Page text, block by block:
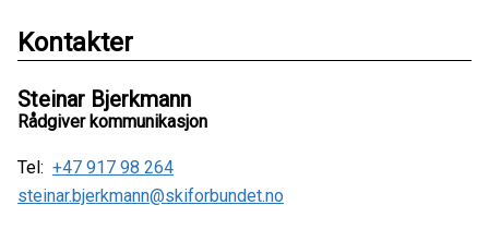
Kontakter
Steinar Bjerkmann
Rådgiver kommunikasjon
Tel: +47 917 98 264
steinar.bjerkmann@skiforbundet.no